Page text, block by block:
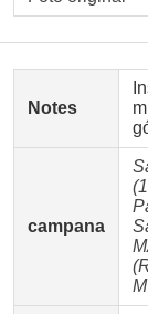
Notes
campana